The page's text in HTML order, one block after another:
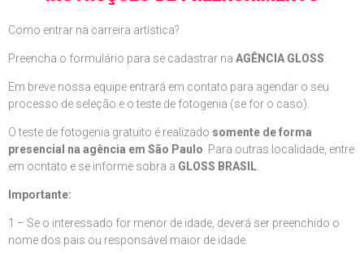
Como entrar na carreira artística?
Preencha o formulário para se cadastrar na AGÊNCIA GLOSS
Em breve nossa equipe entrará em contato para agendar o seu
processo de seleção e o teste de fotogenia (se for o caso).
O teste de fotogenia gratuito é realizado somente de forma
presencial na agência em São Paulo . Para outras localidade, entre
em ocntato e se informe sobra a GLOSS BRASIL
Importante:
1 – Se o interessado for menor de idade, deverá ser preenchido o
nome dos pais ou responsável maior de idade.